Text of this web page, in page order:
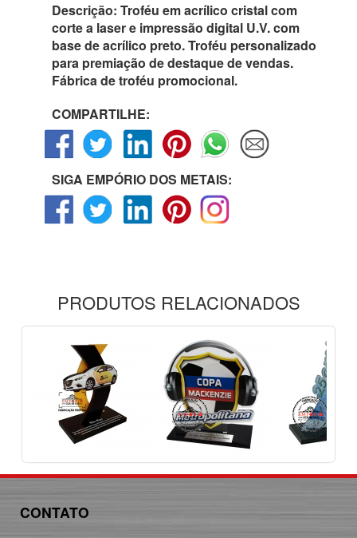
Descrição: Troféu em acrílico cristal com
corte a laser e impressão digital U.V. com
base de acrílico preto. Troféu personalizado
para premiação de destaque de vendas.
Fábrica de troféu promocional.
COMPARTILHE:
SIGA EMPÓRIO DOS METAIS:
PRODUTOS RELACIONADOS
CONTATO